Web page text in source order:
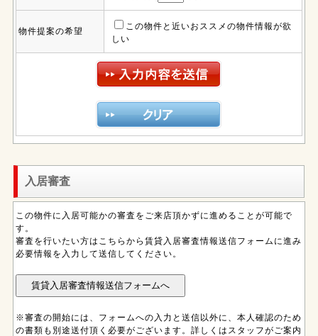
物件提案の希望
この物件と近いおススメの物件情報が欲
しい
入居審査
この物件に入居可能かの審査をご来店頂かずに進めることが可能で
す。
審査を行いたい方はこちらから賃貸入居審査情報送信フォームに進み
必要情報を入力して送信してください。
※審査の開始には、フォームへの入力と送信以外に、本人確認のため
の書類も別途送付頂く必要がございます。詳しくはスタッフがご案内